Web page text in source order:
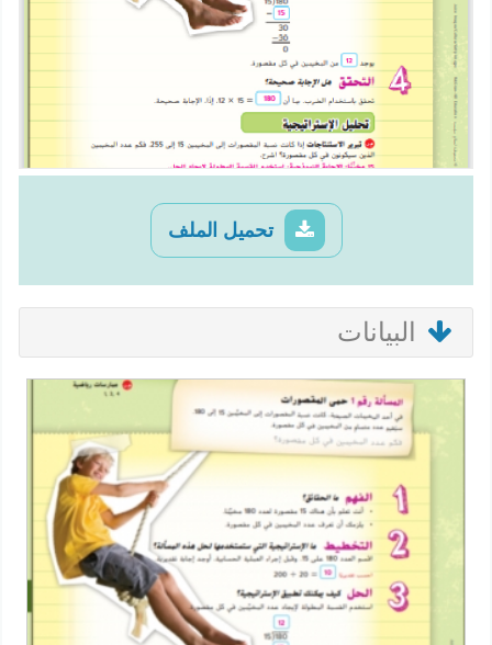
تحميل الملف
البيانات